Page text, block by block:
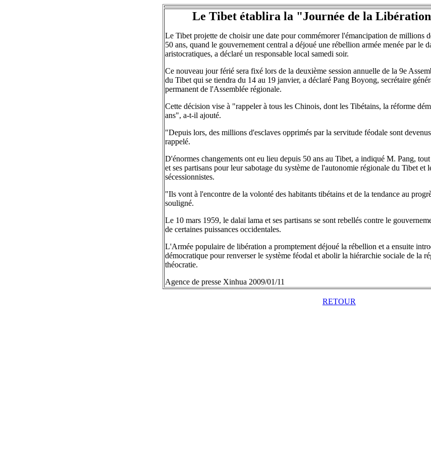
Le Tibet établira la "Journée de la Libération
Le Tibet projette de choisir une date pour commémorer l'émancipation de millions
50 ans, quand le gouvernement central a déjoué une rébellion armée menée par le
aristocratiques, a déclaré un responsable local samedi soir.
Ce nouveau jour férié sera fixé lors de la deuxième session annuelle de la 9e
du Tibet qui se tiendra du 14 au 19 janvier, a déclaré Pang Boyong, secrétaire
permanent de l'Assemblée régionale.
Cette décision vise à "rappeler à tous les Chinois, dont les Tibétains, la réforme
ans", a-t-il ajouté.
"Depuis lors, des millions d'esclaves opprimés par la servitude féodale sont
rappelé.
D'énormes changements ont eu lieu depuis 50 ans au Tibet, a indiqué M. Pang,
et ses partisans pour leur sabotage du système de l'autonomie régionale du Tibet et
sécessionnistes.
"Ils vont à l'encontre de la volonté des habitants tibétains et de la tendance au
souligné.
Le 10 mars 1959, le dalaï lama et ses partisans se sont rebellés contre le
de certaines puissances occidentales.
L'Armée populaire de libération a promptement déjoué la rébellion et a ensuite
démocratique pour renverser le système féodal et abolir la hiérarchie sociale de la
théocratie.
Agence de presse Xinhua 2009/01/11
RETOUR